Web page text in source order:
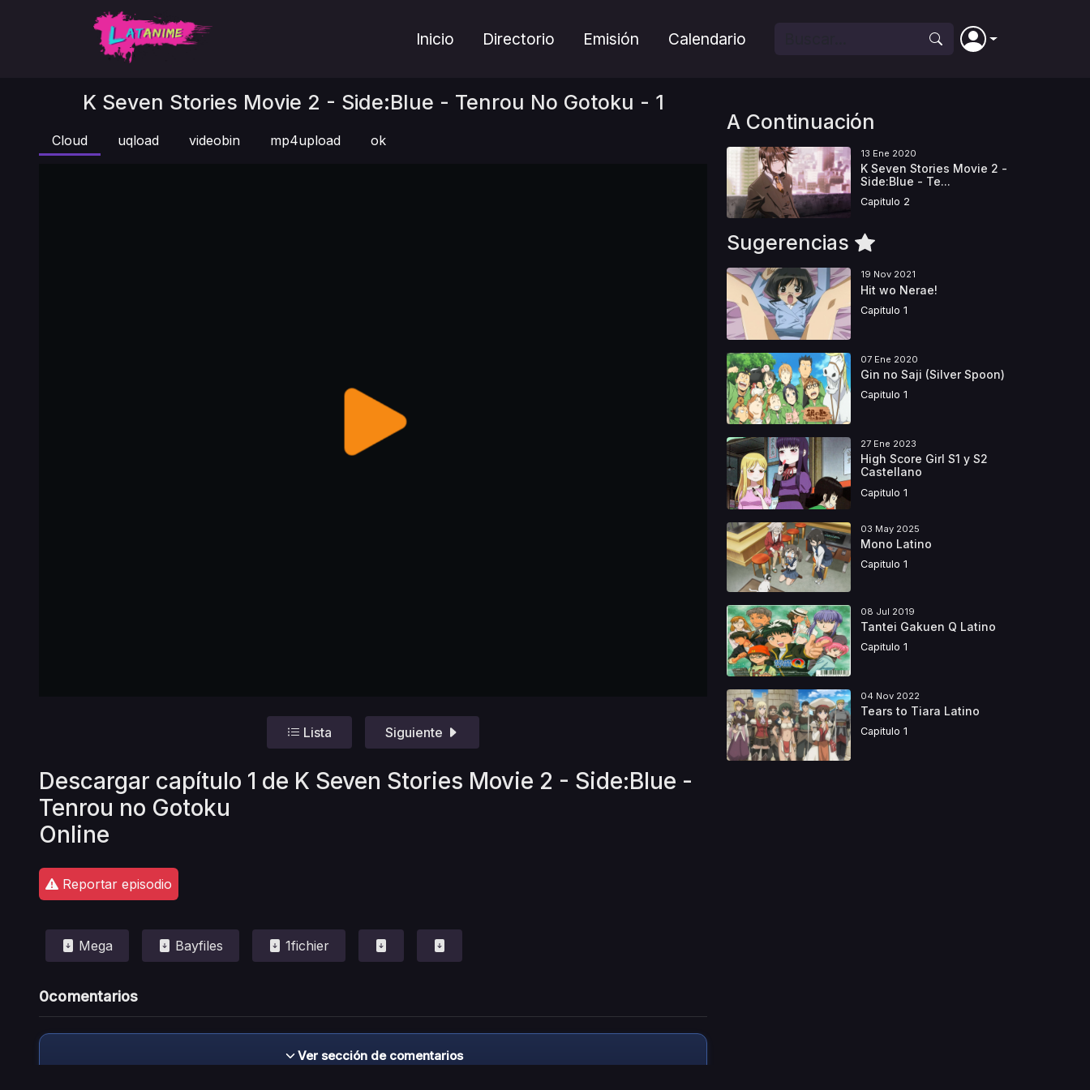
Inicio Directorio Emisión Calendario
K Seven Stories Movie 2 - Side:Blue - Tenrou No Gotoku - 1
Cloud uqload videobin mp4upload ok
Lista Siguiente
Descargar capítulo 1 de K Seven Stories Movie 2 - Side:Blue -
Tenrou no Gotoku
Online
Reportar episodio
Mega Bayfiles 1fichier
0comentarios
Ver sección de comentarios
A Continuación
13 Ene 2020
K Seven Stories Movie 2 -
Side:Blue - Te...
Capitulo 2
Sugerencias
19 Nov 2021
Hit wo Nerae!
Capitulo 1
07 Ene 2020
Gin no Saji (Silver Spoon)
Capitulo 1
27 Ene 2023
High Score Girl S1 y S2
Castellano
Capitulo 1
03 May 2025
Mono Latino
Capitulo 1
08 Jul 2019
Tantei Gakuen Q Latino
Capitulo 1
04 Nov 2022
Tears to Tiara Latino
Capitulo 1